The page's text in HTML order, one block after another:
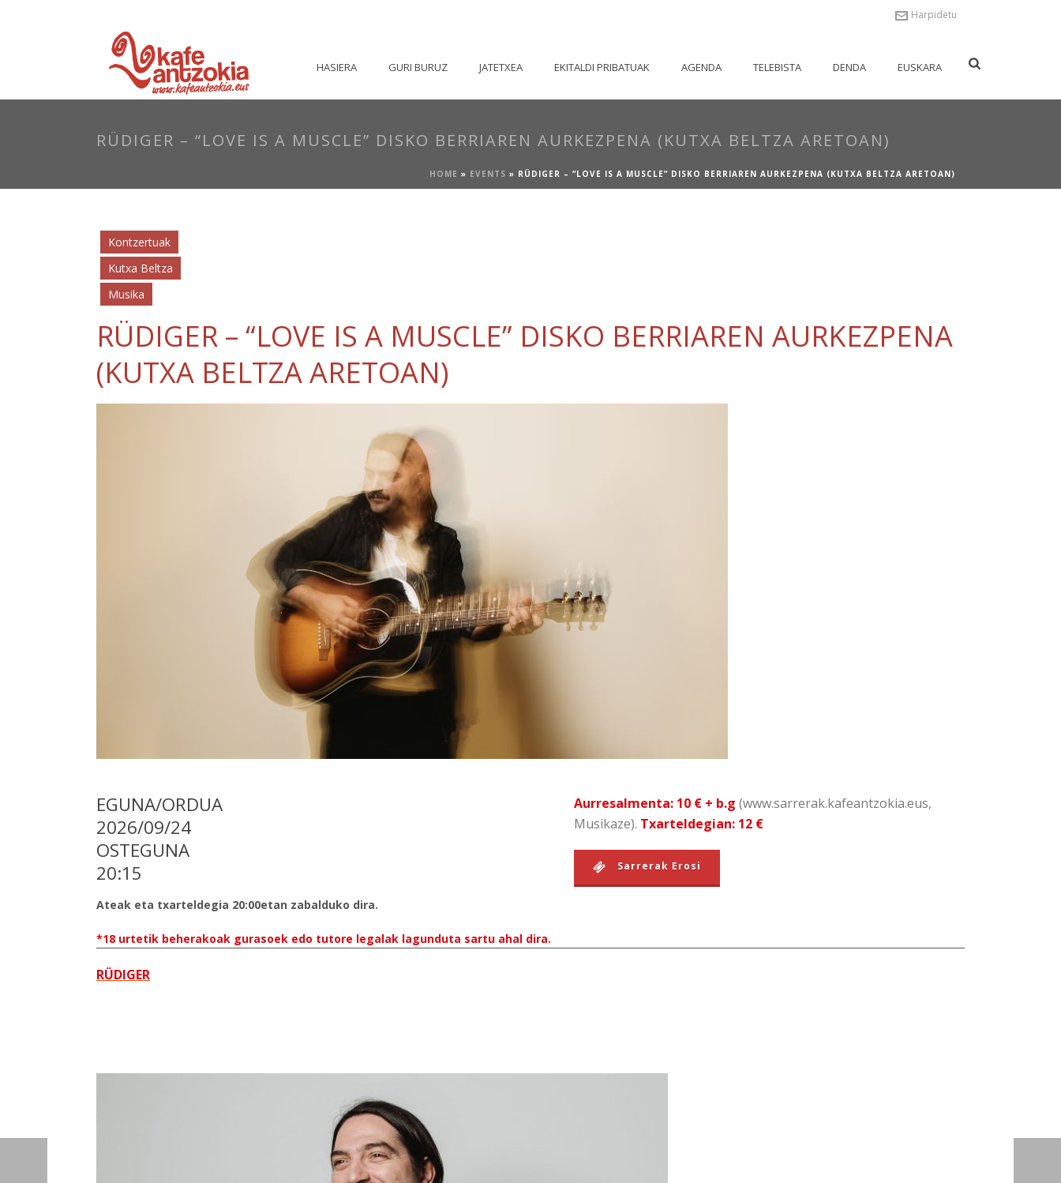
Harpidetu
HASIERA GURI BURUZ JATETXEA EKITALDI PRIBATUAK AGENDA TELEBISTA DENDA EUSKARA
RÜDIGER – “LOVE IS A MUSCLE” DISKO BERRIAREN AURKEZPENA (KUTXA BELTZA ARETOAN)
HOME » EVENTS » RÜDIGER – “LOVE IS A MUSCLE” DISKO BERRIAREN AURKEZPENA (KUTXA BELTZA ARETOAN)
Kontzertuak
Kutxa Beltza
Musika
RÜDIGER – “LOVE IS A MUSCLE” DISKO BERRIAREN AURKEZPENA
(KUTXA BELTZA ARETOAN)
EGUNA/ORDUA
2026/09/24
OSTEGUNA
20:15
Ateak eta txarteldegia 20:00etan zabalduko dira.
Aurresalmenta: 10 € + b.g (www.sarrerak.kafeantzokia.eus,
Musikaze). Txarteldegian: 12 €
Sarrerak Erosi
*18 urtetik beherakoak gurasoek edo tutore legalak lagunduta sartu ahal dira.
RÜDIGER